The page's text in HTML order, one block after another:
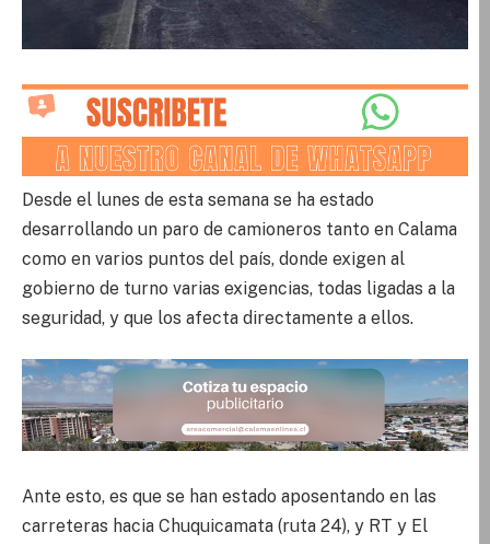
Desde el lunes de esta semana se ha estado
desarrollando un paro de camioneros tanto en Calama
como en varios puntos del país, donde exigen al
gobierno de turno varias exigencias, todas ligadas a la
seguridad, y que los afecta directamente a ellos.
Ante esto, es que se han estado aposentando en las
carreteras hacia Chuquicamata (ruta 24), y RT y El